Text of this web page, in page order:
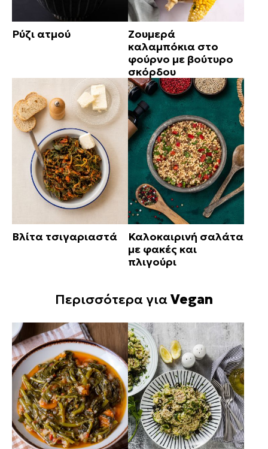
Ρύζι ατμού
Ζουμερά
καλαμπόκια στο
φούρνο με βούτυρο
σκόρδου
Βλίτα τσιγαριαστά
Καλοκαιρινή σαλάτα
με φακές και
πλιγούρι
Περισσότερα γιαVegan